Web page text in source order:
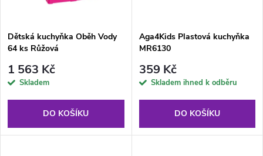
ů
Dětská kuchyňka Oběh Vody
64 ks Růžová
1 563 Kč
Skladem
DO KOŠÍKU
Aga4Kids Plastová kuchyňka
MR6130
359 Kč
Skladem ihned k odběru
DO KOŠÍKU